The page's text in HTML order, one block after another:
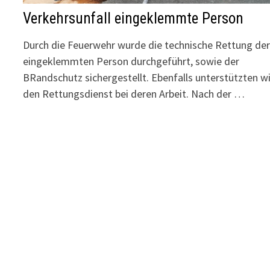
Verkehrsunfall eingeklemmte Person
Durch die Feuerwehr wurde die technische Rettung der
eingeklemmten Person durchgeführt, sowie der
BRandschutz sichergestellt. Ebenfalls unterstützten
den Rettungsdienst bei deren Arbeit. Nach der …